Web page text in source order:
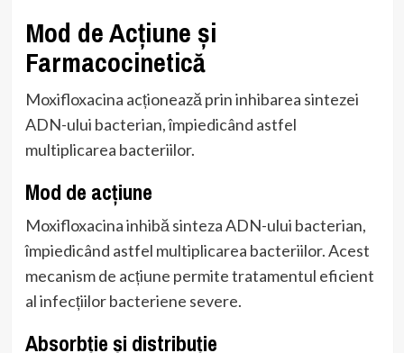
Mod de Acțiune și
Farmacocinetică
Moxifloxacina acționează prin inhibarea sintezei
ADN-ului bacterian, împiedicând astfel
multiplicarea bacteriilor.
Mod de acțiune
Moxifloxacina inhibă sinteza ADN-ului bacterian,
împiedicând astfel multiplicarea bacteriilor. Acest
mecanism de acțiune permite tratamentul eficient
al infecțiilor bacteriene severe.
Absorbție și distribuție